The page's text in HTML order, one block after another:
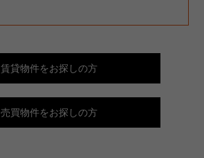
賃貸物件をお探しの方
売買物件をお探しの方